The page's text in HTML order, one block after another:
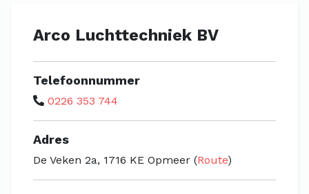
Arco Luchttechniek BV
Telefoonnummer
0226 353 744
Adres
De Veken 2a, 1716 KE Opmeer (Route)